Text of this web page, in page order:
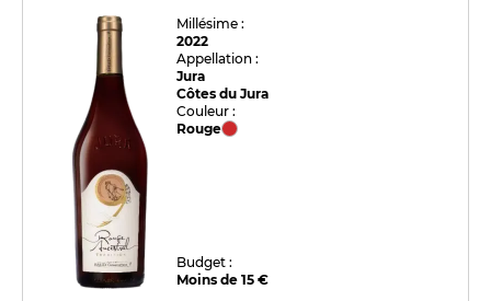
Millésime :
2022
Appellation :
Jura
Côtes du Jura
Couleur :
Rouge
Budget :
Moins de 15 €